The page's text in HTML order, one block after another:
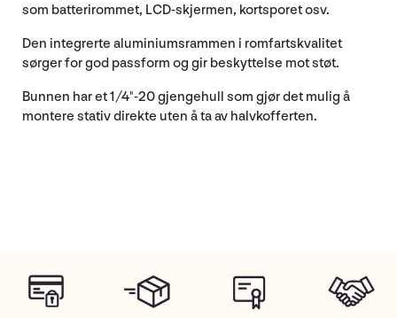
som batterirommet, LCD-skjermen, kortsporet osv.
Den integrerte aluminiumsrammen i romfartskvalitet
sørger for god passform og gir beskyttelse mot støt.
Bunnen har et 1/4"-20 gjengehull som gjør det mulig å
montere stativ direkte uten å ta av halvkofferten.